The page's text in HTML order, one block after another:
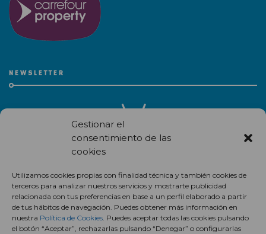
Gestionar el
consentimiento de las
cookies
Utilizamos cookies propias con finalidad técnica y también cookies de
terceros para analizar nuestros servicios y mostrarte publicidad
relacionada con tus preferencias en base a un perfil elaborado a partir
de tus hábitos de navegación. Puedes obtener más información en
nuestra Política de Cookies. Puedes aceptar todas las cookies pulsando
el botón “Aceptar”, rechazarlas pulsando “Denegar” o configurarlas
NEWSLETTER
centro comercial.
Suscríbete